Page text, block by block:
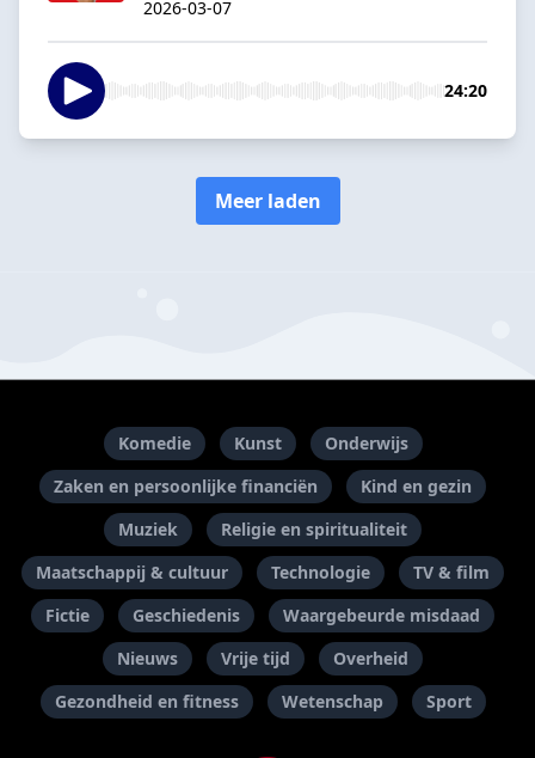
2026-03-07
24:20
Meer laden
Komedie Kunst
Onderwijs
Zaken en persoonlijke financiën
Kind en gezin
Muziek
Religie en spiritualiteit
Maatschappij & cultuur
Technologie
TV & film
Fictie
Geschiedenis
Waargebeurde misdaad
Nieuws
Vrije tijd
Overheid
Gezondheid en fitness
Wetenschap Sport